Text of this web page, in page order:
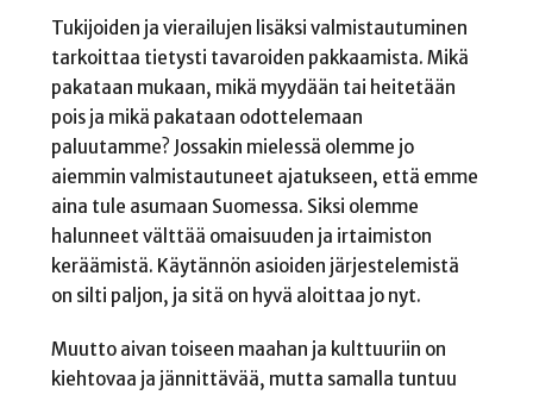
Tukijoiden ja vierailujen lisäksi valmistautuminen
tarkoittaa tietysti tavaroiden pakkaamista. Mikä
pakataan mukaan, mikä myydään tai heitetään
pois ja mikä pakataan odottelemaan
paluutamme? Jossakin mielessä olemme jo
aiemmin valmistautuneet ajatukseen, että emme
aina tule asumaan Suomessa. Siksi olemme
halunneet välttää omaisuuden ja irtaimiston
keräämistä. Käytännön asioiden järjestelemistä
on silti paljon, ja sitä on hyvä aloittaa jo nyt.
Muutto aivan toiseen maahan ja kulttuuriin on
kiehtovaa ja jännittävää, mutta samalla tuntuu